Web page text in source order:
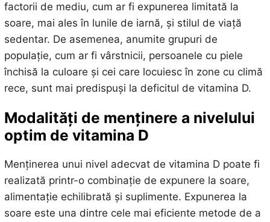
factorii de mediu, cum ar fi expunerea limitată la
soare, mai ales în lunile de iarnă, și stilul de viață
sedentar. De asemenea, anumite grupuri de
populație, cum ar fi vârstnicii, persoanele cu piele
închisă la culoare și cei care locuiesc în zone cu climă
rece, sunt mai predispuși la deficitul de vitamina D.
Modalități de menținere a nivelului
optim de vitamina D
Menținerea unui nivel adecvat de vitamina D poate fi
realizată printr-o combinație de expunere la soare,
alimentație echilibrată și suplimente. Expunerea la
soare este una dintre cele mai eficiente metode de a